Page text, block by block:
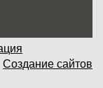
Создание сайтов